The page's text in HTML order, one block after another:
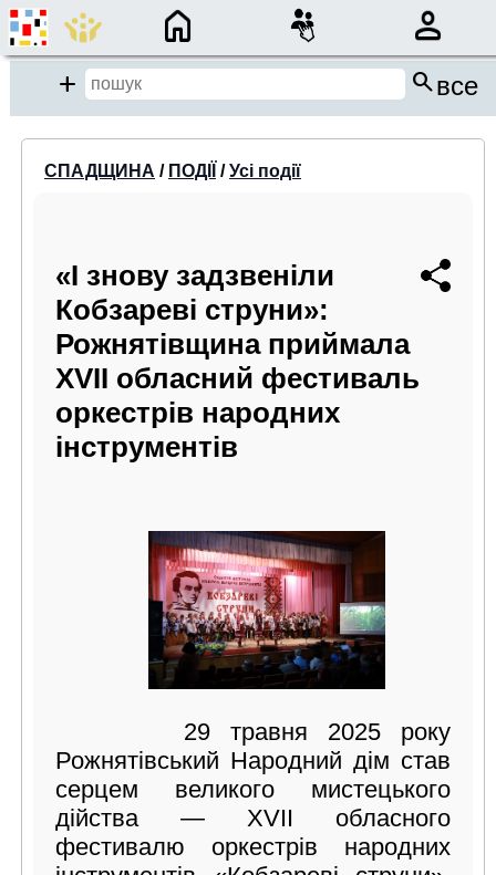
×
Add searchвсе
close
Події/Анонси
Спадщина
Бібліотека
Період:
СПАДЩИНА / ПОДІЇ /Усі події
«І знову задзвеніли
Кобзареві струни»:
Рожнятівщина приймала
ХVII обласний фестиваль
оркестрів народних
інструментів
29 травня 2025 року
Рожнятівський Народний дім став
серцем великого мистецького
дійства — ХVII обласного
фестивалю оркестрів народних